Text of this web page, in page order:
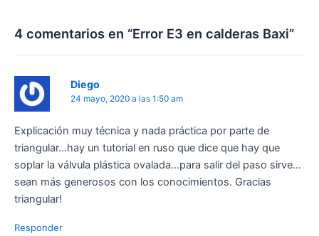
4 comentarios en “Error E3 en calderas Baxi”
Diego
24 mayo, 2020 a las 1:50 am
Explicación muy técnica y nada práctica por parte de
triangular…hay un tutorial en ruso que dice que hay que
soplar la válvula plástica ovalada…para salir del paso sirve…
sean más generosos con los conocimientos. Gracias
triangular!
Responder